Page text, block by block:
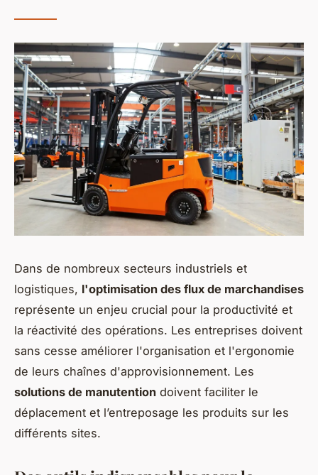
Dans de nombreux secteurs industriels et
logistiques, l'optimisation des flux de marchandises
représente un enjeu crucial pour la productivité et
la réactivité des opérations. Les entreprises doivent
sans cesse améliorer l'organisation et l'ergonomie
de leurs chaînes d'approvisionnement. Les
solutions de manutention doivent faciliter le
déplacement et l’entreposage les produits sur les
différents sites.